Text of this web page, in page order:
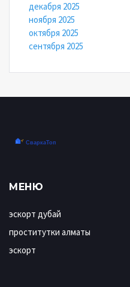
декабря 2025
ноября 2025
октября 2025
сентября 2025
МЕНЮ
эскорт дубай
проститутки алматы
эскорт